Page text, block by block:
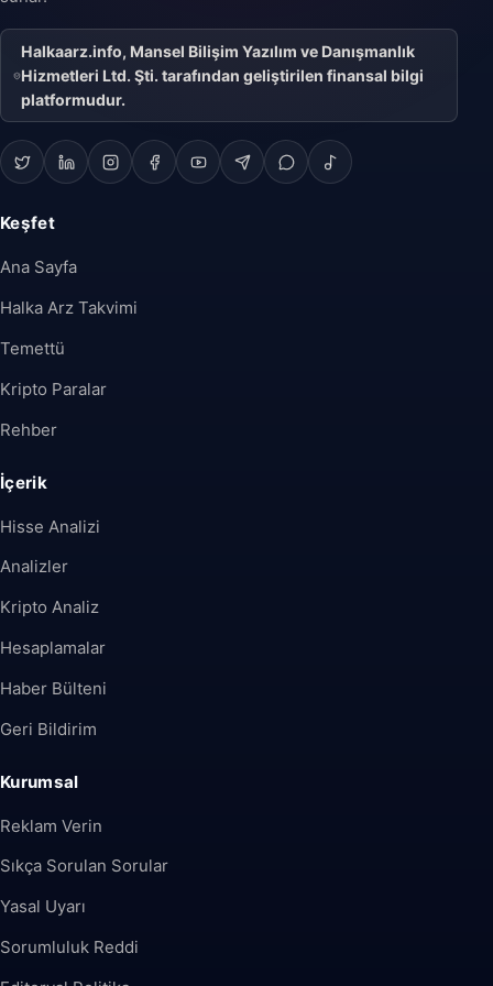
Halkaarz.info, Mansel Bilişim Yazılım ve Danışmanlık
Hizmetleri Ltd. Şti. tarafından geliştirilen finansal bilgi
platformudur.
Keşfet
Ana Sayfa
Halka Arz Takvimi
Temettü
Kripto Paralar
Rehber
İçerik
Hisse Analizi
Analizler
Kripto Analiz
Hesaplamalar
Haber Bülteni
Geri Bildirim
Kurumsal
Reklam Verin
Sıkça Sorulan Sorular
Yasal Uyarı
Sorumluluk Reddi